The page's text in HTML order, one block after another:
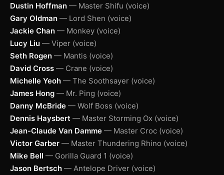
Dustin Hoffman — Master Shifu (voice)
Gary Oldman — Lord Shen (voice)
Jackie Chan — Monkey (voice)
Lucy Liu — Viper (voice)
Seth Rogen — Mantis (voice)
David Cross — Crane (voice)
Michelle Yeoh — The Soothsayer (voice)
James Hong — Mr. Ping (voice)
Danny McBride — Wolf Boss (voice)
Dennis Haysbert — Master Storming Ox (voice)
Jean-Claude Van Damme — Master Croc (voice)
Victor Garber — Master Thundering Rhino (voice)
Mike Bell — Gorilla Guard 1 (voice)
Jason Bertsch — Antelope Driver (voice)